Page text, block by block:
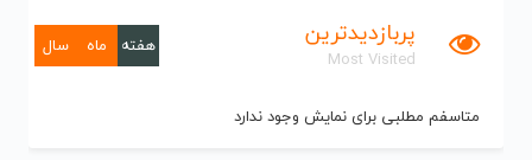
پربازدیدترین
Most Visited
هفته ماه سال
متاسفم مطلبی برای نمایش وجود ندارد